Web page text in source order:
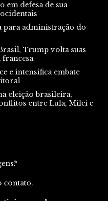
em defesa de sua
administração do
Trump volta suas
francesa
e intensifica embate
eleição brasileira,
entre Lula, Milei e
contato.